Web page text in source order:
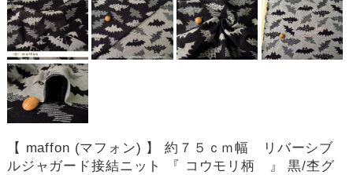
【 maffon (マフォン) 】 約７５ｃｍ幅 リバーシブ
ルジャガード接結ニット 『 コウモリ柄 』 黒/杢グ